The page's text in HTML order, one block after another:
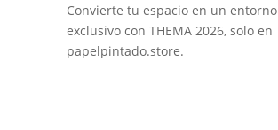
Convierte tu espacio en un entorno
exclusivo con THEMA 2026, solo en
papelpintado.store.